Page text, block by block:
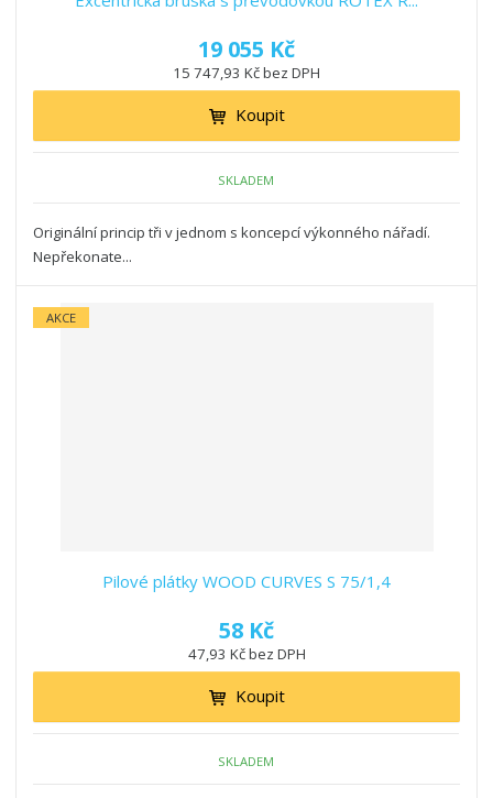
19 055 Kč
15 747,93 Kč bez DPH
Koupit
SKLADEM
Originální princip tři v jednom s koncepcí výkonného nářadí.
Nepřekonate...
AKCE
Pilové plátky WOOD CURVES S 75/1,4
58 Kč
47,93 Kč bez DPH
Koupit
SKLADEM